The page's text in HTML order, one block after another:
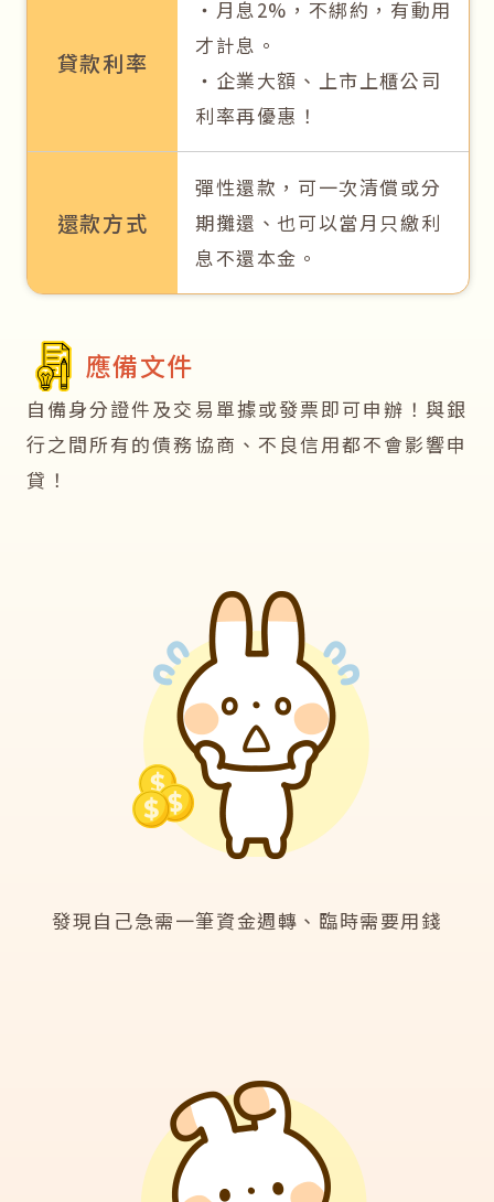
貸款利率
‧月息2%，不綁約，有動用
才計息。
‧企業大額、上市上櫃公司
利率再優惠！
還款方式
彈性還款，可一次清償或分
期攤還、也可以當月只繳利
息不還本金。
應備文件
自備身分證件及交易單據或發票即可申辦！與銀
行之間所有的債務協商、不良信用都不會影響申
貸！
發現自己急需一筆資金週轉、臨時需要用錢